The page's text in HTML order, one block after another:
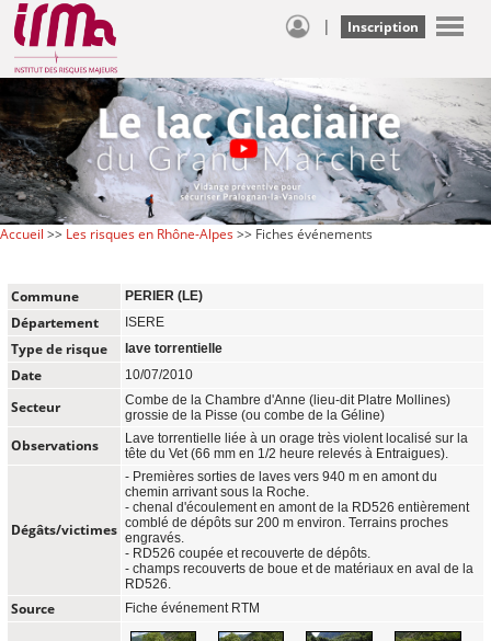
| Inscription
Accueil >> Les risques en Rhône-Alpes>> Fiches événements
Commune PERIER (LE)
Département ISERE
Type de risque lave torrentielle
Date 10/07/2010
Secteur
Combe de la Chambre d'Anne (lieu-dit Platre Mollines)
grossie de la Pisse (ou combe de la Géline)
Observations
Lave torrentielle liée à un orage très violent localisé sur la
tête du Vet (66 mm en 1/2 heure relevés à Entraigues).
Dégâts/victimes
- Premières sorties de laves vers 940 m en amont du
chemin arrivant sous la Roche.
- chenal d'écoulement en amont de la RD526 entièrement
comblé de dépôts sur 200 m environ. Terrains proches
engravés.
- RD526 coupée et recouverte de dépôts.
- champs recouverts de boue et de matériaux en aval de la
RD526.
Source Fiche événement RTM